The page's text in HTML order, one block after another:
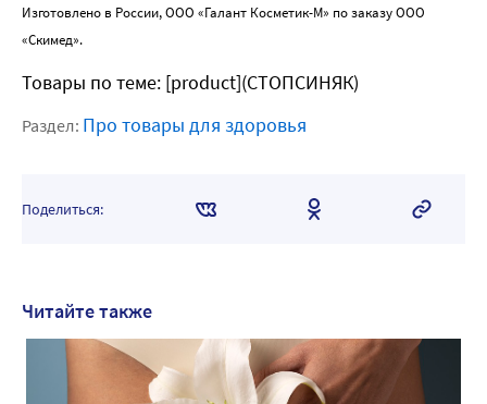
Изготовлено в России, ООО «Галант Косметик-М» по заказу ООО
«Скимед».
Товары по теме: [product](СТОПСИНЯК)
Раздел: Про товары для здоровья
Поделиться:
Читайте также